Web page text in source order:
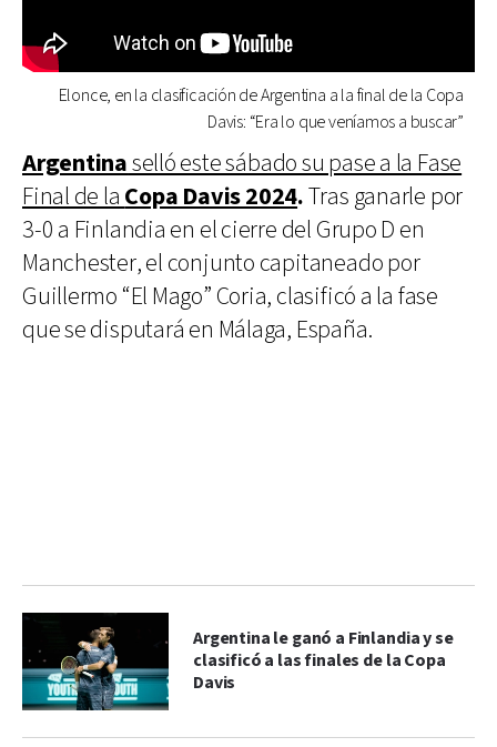
Elonce, en la clasificación de Argentina a la final de la Copa
Davis: “Era lo que veníamos a buscar”
Argentinaselló este sábado su pase a la Fase
Final de la Copa Davis 2024.Tras ganarle por
3-0 a Finlandia en el cierre del Grupo D en
Manchester, el conjunto capitaneado por
Guillermo “El Mago” Coria, clasificó a la fase
que se disputará en Málaga, España.
Argentina le ganó a Finlandia y se
clasificó a las finales de la Copa
Davis